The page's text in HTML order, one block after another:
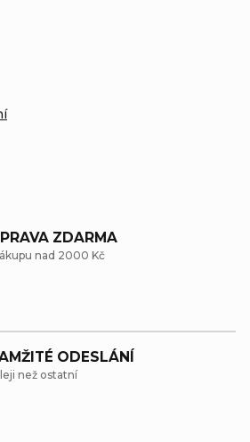
ZDARMA
nad 2000 Kč
ODESLÁNÍ
než ostatní